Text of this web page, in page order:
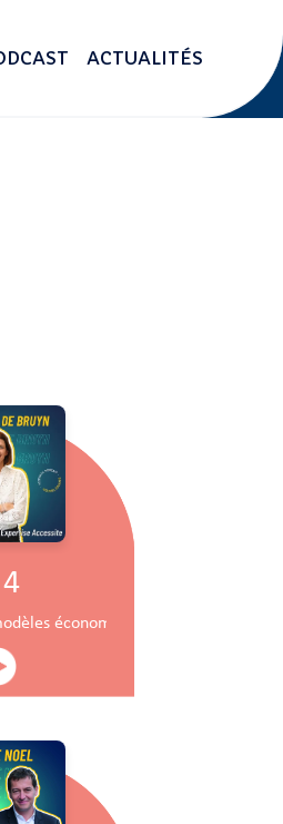
ACTUALITÉS
économiques pour les centres